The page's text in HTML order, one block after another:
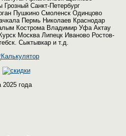
Санкт-Петербург
Пушкино Смоленск Одинцово
Пермь Николаев Краснодар
Кострома Владимир Уфа Актау
Москва Липецк Иваново Ростов-
Сыктывкар и т.д.
2025 года